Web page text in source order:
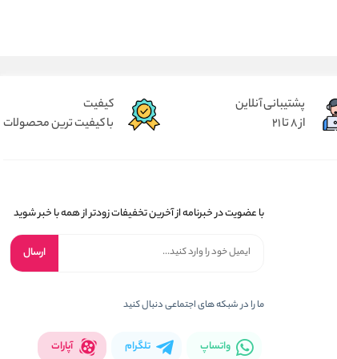
پشتیبانی آنلاین
از 8 تا 21
کیفیت
با کیفیت ترین محصولات
با عضویت در خبرنامه از آخرین تخفیفات زودتر از همه با خبر شوید
ارسال
ما را در شبکه های اجتماعی دنبال کنید
واتساپ تلگرام آپارات